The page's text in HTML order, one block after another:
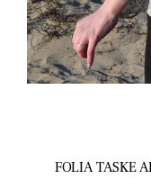
FOLIA TASKE